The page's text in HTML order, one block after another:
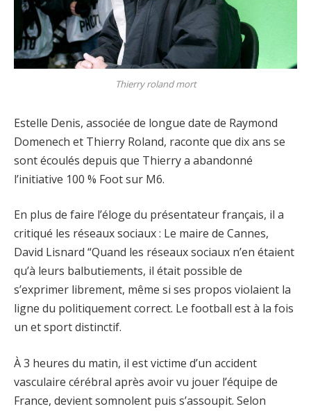
Thierry roland mort
Estelle Denis, associée de longue date de Raymond
Domenech et Thierry Roland, raconte que dix ans se
sont écoulés depuis que Thierry a abandonné
l’initiative 100 % Foot sur M6.
En plus de faire l’éloge du présentateur français, il a
critiqué les réseaux sociaux : Le maire de Cannes,
David Lisnard “Quand les réseaux sociaux n’en étaient
qu’à leurs balbutiements, il était possible de
s’exprimer librement, même si ses propos violaient la
ligne du politiquement correct. Le football est à la fois
un et sport distinctif.
À 3 heures du matin, il est victime d’un accident
vasculaire cérébral après avoir vu jouer l’équipe de
France, devient somnolent puis s’assoupit. Selon